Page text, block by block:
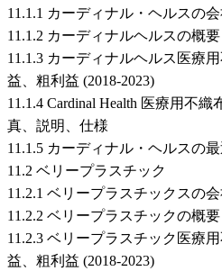
11.1.1 カーディナル・ヘルスの
11.1.2 カーディナルヘルスの概要
11.1.3 カーディナルヘルス医療
益、粗利益 (2018-2023)
11.1.4 Cardinal Health 医療用不
真、説明、仕様
11.1.5 カーディナル・ヘルスの
11.2 ベリープラスチック
11.2.1 ベリープラスチックスの
11.2.2 ベリープラスチックの概要
11.2.3 ベリープラスチック医療
益、粗利益 (2018-2023)